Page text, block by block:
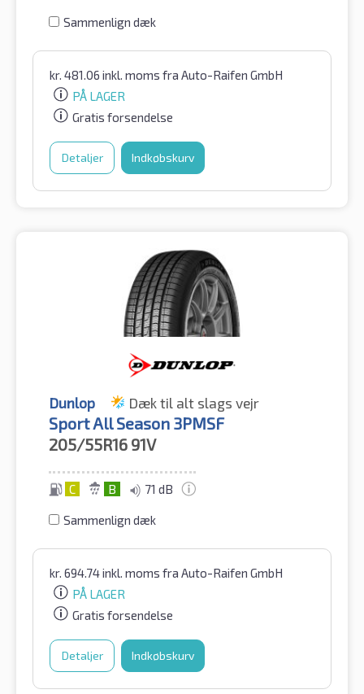
Sammenlign dæk
kr. 481.06 inkl. moms fra Auto-Raifen GmbH
PÅ LAGER
Gratis forsendelse
Detaljer Indkøbskurv
Dunlop Dæk til alt slags vejr
Sport All Season 3PMSF
205/55R16 91V
C B 71 dB
Sammenlign dæk
kr. 694.74inkl. moms fra Auto-Raifen GmbH
PÅ LAGER
Gratis forsendelse
Detaljer Indkøbskurv